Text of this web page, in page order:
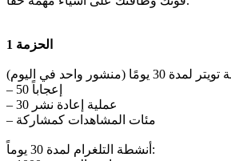
الحزمة 1
– 50 إعجاباً
– 30 عملية إعادة نشر
– مئات المشاهدات كمشاركة
أنشطة التلغرام لمدة 30 يوماً: